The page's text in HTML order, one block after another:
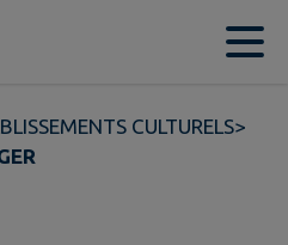
CULTURELS>